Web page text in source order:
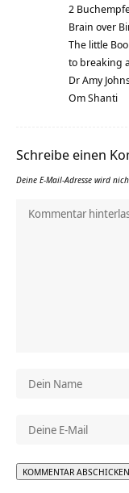
2
Brain over
The little
to breaking
Dr Amy
Om Shanti
Schreibe einen
Deine E-Mail-Adresse wird